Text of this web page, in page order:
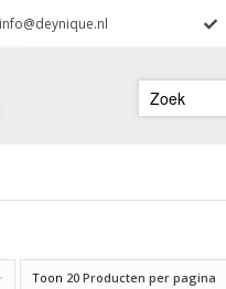
info@deynique.nl
Toon 20 Producten per pagina